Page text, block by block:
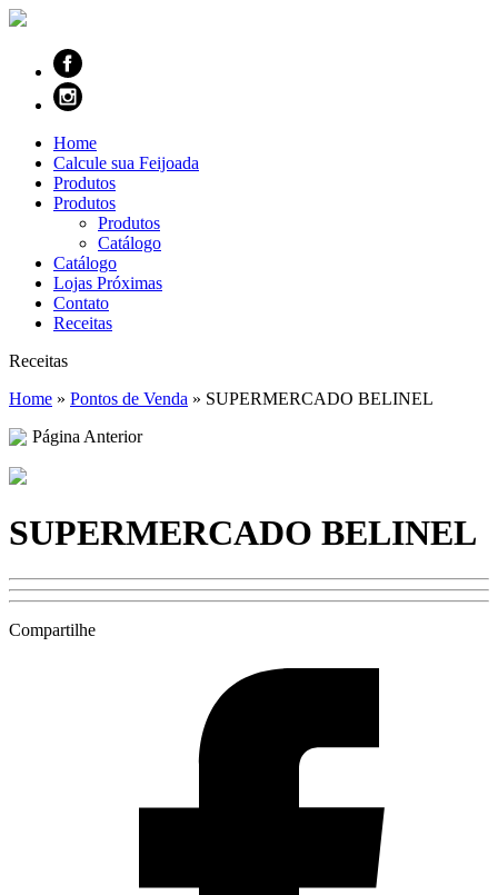
Home
Calcule sua Feijoada
Produtos
Produtos
Produtos
Catálogo
Catálogo
Lojas Próximas
Contato
Receitas
Receitas
Home » Pontos de Venda » SUPERMERCADO BELINEL
Página Anterior
SUPERMERCADO BELINEL
Compartilhe